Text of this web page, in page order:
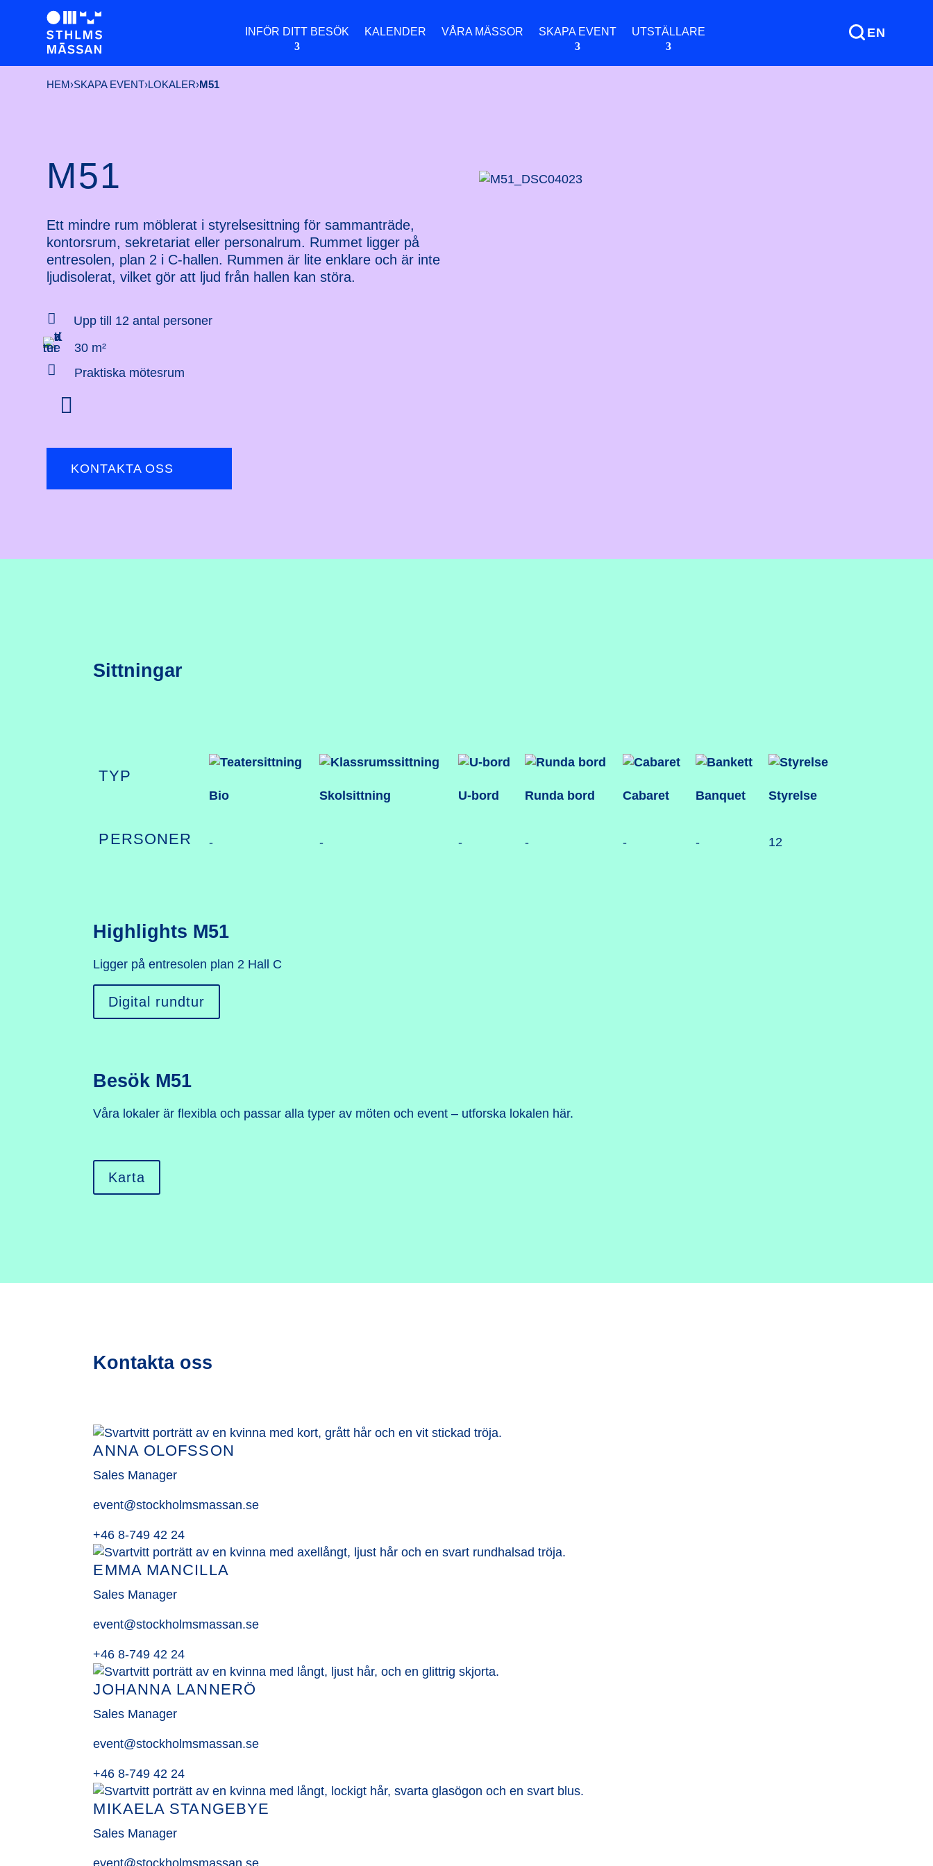
INFÖR DITT BESÖK KALENDER VÅRA MÄSSOR SKAPA EVENT UTSTÄLLARE EN
HEM›SKAPA EVENT›LOKALER›M51
M51
Ett mindre rum möblerat i styrelsesittning för sammanträde,
kontorsrum, sekretariat eller personalrum. Rummet ligger på
entresolen, plan 2 i C-hallen. Rummen är lite enklare och är inte
ljudisolerat, vilket gör att ljud från hallen kan störa.

Upp till 12 antal personer
30 m²
 Praktiska mötesrum

KONTAKTA OSS
Sittningar
TYP
Bio Skolsittning U-bord Runda bord Cabaret Banquet Styrelse
PERSONER - - - - - - 12
Highlights M51
Ligger på entresolen plan 2 Hall C
Digital rundtur
Besök M51
Våra lokaler är flexibla och passar alla typer av möten och event – utforska lokalen här.
Karta
Kontakta oss
ANNA OLOFSSON
Sales Manager
event@stockholmsmassan.se
+46 8-749 42 24
EMMA MANCILLA
Sales Manager
event@stockholmsmassan.se
+46 8-749 42 24
JOHANNA LANNERÖ
Sales Manager
event@stockholmsmassan.se
+46 8-749 42 24
MIKAELA STANGEBYE
Sales Manager
event@stockholmsmassan.se